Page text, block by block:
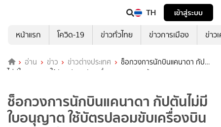
TH
เข้าสู่ระบบ
หน้าแรก
โควิด-19 ข่าวทั่วไทย ข่าวการเมือง ข่าว
อ่าน ข่าว ข่าวต่างประเทศ
ช็อกวงการนักบินแคนาดา กัปตัน
ไม่มีใบอนุญาต ใช้บัตรปลอมขับเครื่องบินนาน 17 ปี
ช็อกวงการนักบินแคนาดา กัปตันไม่มี
ใบอนุญาต ใช้บัตรปลอมขับเครื่องบิน